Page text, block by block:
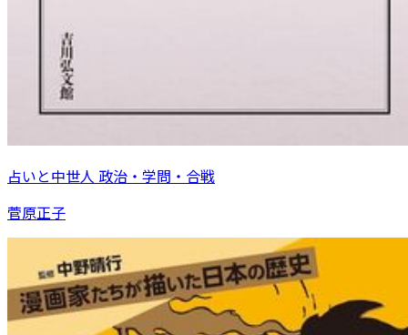
占いと中世人 政治・学問・合戦
菅原正子